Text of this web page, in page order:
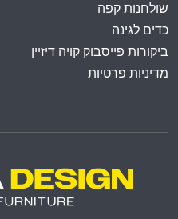
שולחנות קפה
כדים לגינה
ביקורות פייסבוק קויה דיזיין
מדיניות פרטיות